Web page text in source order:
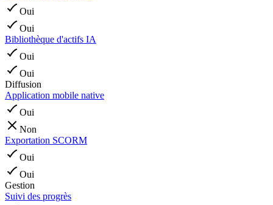
Oui
Oui
Bibliothèque d'actifs IA
Oui
Oui
Diffusion
Application mobile native
Oui
Non
Exportation SCORM
Oui
Oui
Gestion
Suivi des progrès